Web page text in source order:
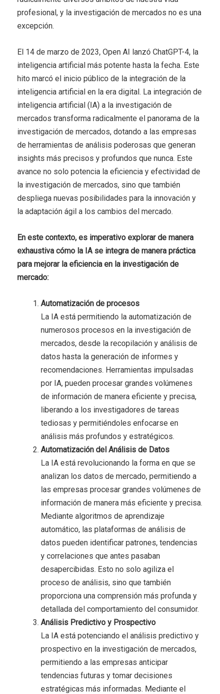
profesional, y la investigación de mercados no es una
excepción.
El 14 de marzo de 2023, Open AI lanzó ChatGPT-4, la
inteligencia artificial más potente hasta la fecha. Este
hito marcó el inicio público de la integración de la
inteligencia artificial en la era digital. La integración de
inteligencia artificial (IA) a la investigación de
mercados transforma radicalmente el panorama de la
investigación de mercados, dotando a las empresas
de herramientas de análisis poderosas que generan
insights más precisos y profundos que nunca. Este
avance no solo potencia la eficiencia y efectividad de
la investigación de mercados, sino que también
despliega nuevas posibilidades para la innovación y
la adaptación ágil a los cambios del mercado.
En este contexto, es imperativo explorar de manera
exhaustiva cómo la IA se integra de manera práctica
para mejorar la eficiencia en la investigación de
mercado:
Automatización de procesos
La IA está permitiendo la automatización de
numerosos procesos en la investigación de
mercados, desde la recopilación y análisis de
datos hasta la generación de informes y
recomendaciones. Herramientas impulsadas
por IA, pueden procesar grandes volúmenes
de información de manera eficiente y precisa,
liberando a los investigadores de tareas
tediosas y permitiéndoles enfocarse en
análisis más profundos y estratégicos.
Automatización del Análisis de Datos
La IA está revolucionando la forma en que se
analizan los datos de mercado, permitiendo a
las empresas procesar grandes volúmenes de
información de manera más eficiente y precisa.
Mediante algoritmos de aprendizaje
automático, las plataformas de análisis de
datos pueden identificar patrones, tendencias
y correlaciones que antes pasaban
desapercibidas. Esto no solo agiliza el
proceso de análisis, sino que también
proporciona una comprensión más profunda y
detallada del comportamiento del consumidor.
Análisis Predictivo y Prospectivo
La IA está potenciando el análisis predictivo y
prospectivo en la investigación de mercados,
permitiendo a las empresas anticipar
tendencias futuras y tomar decisiones
estratégicas más informadas. Mediante el